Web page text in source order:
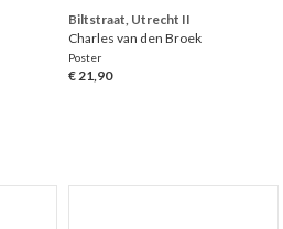
Biltstraat, Utrecht II
Charles van den Broek
Poster
€ 21,90